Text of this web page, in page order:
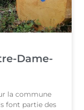
Dame-
la commune
font partie des